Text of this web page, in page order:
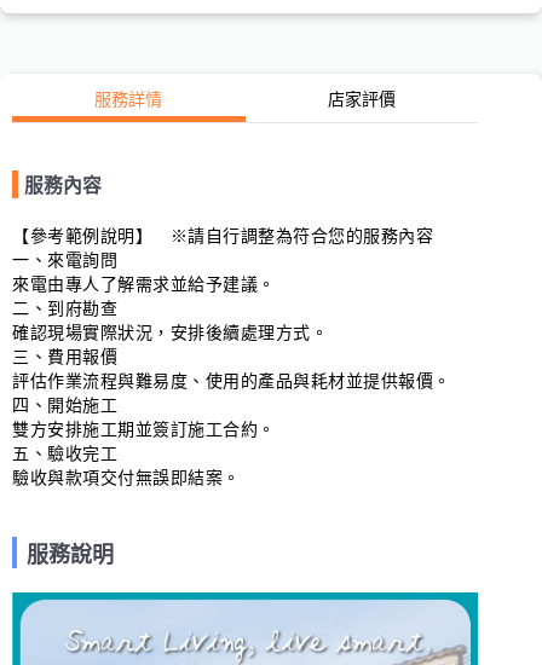
服務詳情 店家評價
服務內容
【參考範例說明】　※請自行調整為符合您的服務內容
一、來電詢問
來電由專人了解需求並給予建議。
二、到府勘查
確認現場實際狀況，安排後續處理方式。
三、費用報價
評估作業流程與難易度、使用的產品與耗材並提供報價。
四、開始施工
雙方安排施工期並簽訂施工合約。
五、驗收完工
驗收與款項交付無誤即結案。
服務說明